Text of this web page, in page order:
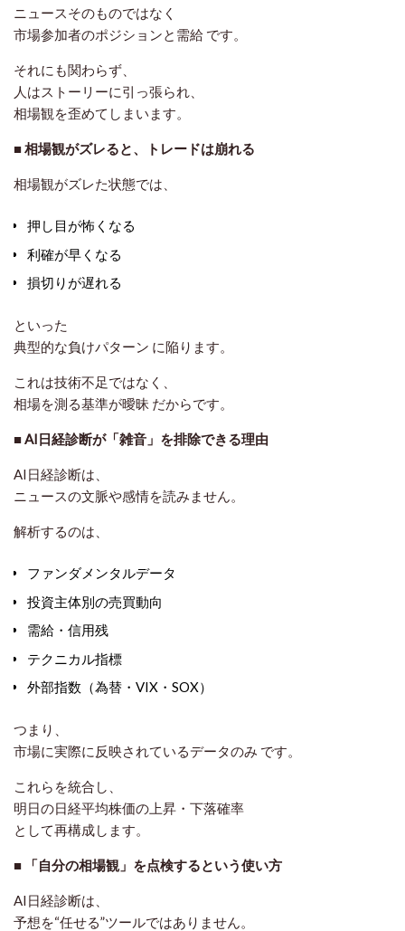
ニュースそのものではなく
市場参加者のポジションと需給 です。
それにも関わらず、
人はストーリーに引っ張られ、
相場観を歪めてしまいます。
■ 相場観がズレると、トレードは崩れる
相場観がズレた状態では、
押し目が怖くなる
利確が早くなる
損切りが遅れる
といった
典型的な負けパターン に陥ります。
これは技術不足ではなく、
相場を測る基準が曖昧 だからです。
■ AI日経診断が「雑音」を排除できる理由
AI日経診断は、
ニュースの文脈や感情を読みません。
解析するのは、
ファンダメンタルデータ
投資主体別の売買動向
需給・信用残
テクニカル指標
外部指数（為替・VIX・SOX）
つまり、
市場に実際に反映されているデータのみ です。
これらを統合し、
明日の日経平均株価の上昇・下落確率
として再構成します。
■ 「自分の相場観」を点検するという使い方
AI日経診断は、
予想を“任せる”ツールではありません。